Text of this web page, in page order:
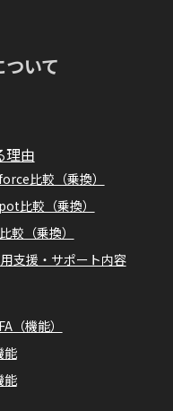
いて
理由
比較（乗換）
比較（乗換）
較（乗換）
支援・サポート内容
（機能）
能
能